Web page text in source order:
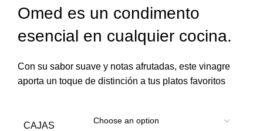
Omed es un condimento
esencial en cualquier cocina.
Con su sabor suave y notas afrutadas, este vinagre
aporta un toque de distinción a tus platos favoritos
CAJAS